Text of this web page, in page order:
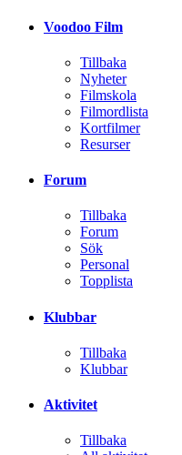
Voodoo Film
Tillbaka
Nyheter
Filmskola
Filmordlista
Kortfilmer
Resurser
Forum
Tillbaka
Forum
Sök
Personal
Topplista
Klubbar
Tillbaka
Klubbar
Aktivitet
Tillbaka